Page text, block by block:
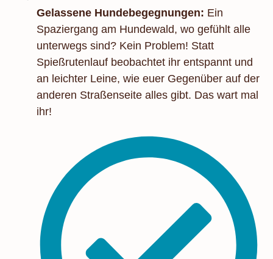
Gelassene Hundebegegnungen: Ein
Spaziergang am Hundewald, wo gefühlt alle
unterwegs sind? Kein Problem! Statt
Spießrutenlauf beobachtet ihr entspannt und
an leichter Leine, wie euer Gegenüber auf der
anderen Straßenseite alles gibt. Das wart mal
ihr!